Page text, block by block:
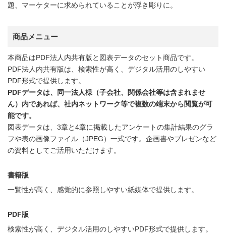
題、マーケターに求められていることが浮き彫りに。
商品メニュー
本商品はPDF法人内共有版と図表データのセット商品です。
PDF法人内共有版は、検索性が高く、デジタル活用のしやすい
PDF形式で提供します。
PDFデータは、同一法人様（子会社、関係会社等は含まれませ
ん）内であれば、社内ネットワーク等で複数の端末から閲覧が可
能です。
図表データは、3章と4章に掲載したアンケートの集計結果のグラ
フや表の画像ファイル（JPEG）一式です。企画書やプレゼンなど
の資料としてご活用いただけます。
書籍版
一覧性が高く、感覚的に参照しやすい紙媒体で提供します。
PDF版
検索性が高く、デジタル活用のしやすいPDF形式で提供します。